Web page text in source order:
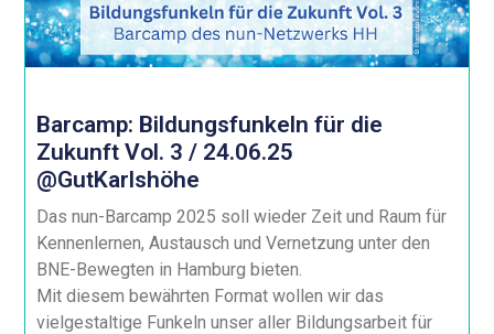
Barcamp: Bildungsfunkeln für die
Zukunft Vol. 3 / 24.06.25
@GutKarlshöhe
Das nun-Barcamp 2025 soll wieder Zeit und Raum für
Kennenlernen, Austausch und Vernetzung unter den
BNE-Bewegten in Hamburg bieten.
Mit diesem bewährten Format wollen wir das
vielgestaltige Funkeln unser aller Bildungsarbeit für